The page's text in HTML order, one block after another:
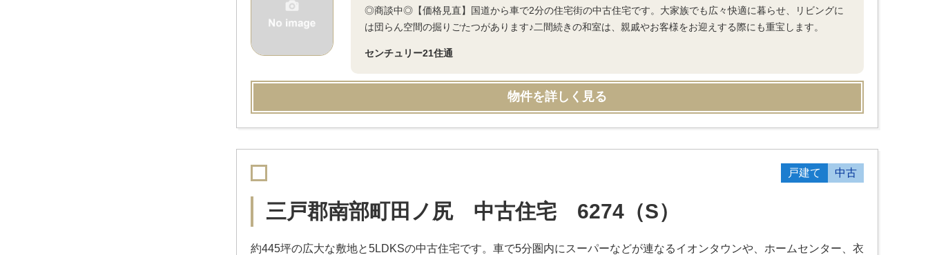
◎商談中◎【価格見直】国道から車で2分の住宅街の中古住宅です。大家族でも広々快適に暮らせ、リビングに
は団らん空間の掘りごたつがあります♪二間続きの和室は、親戚やお客様をお迎えする際にも重宝します。
センチュリー21住通
物件を詳しく見る
戸建て 中古
三戸郡南部町田ノ尻 中古住宅 6274（S）
約445坪の広大な敷地と5LDKSの中古住宅です。車で5分圏内にスーパーなどが連なるイオンタウンや、ホームセンター、衣